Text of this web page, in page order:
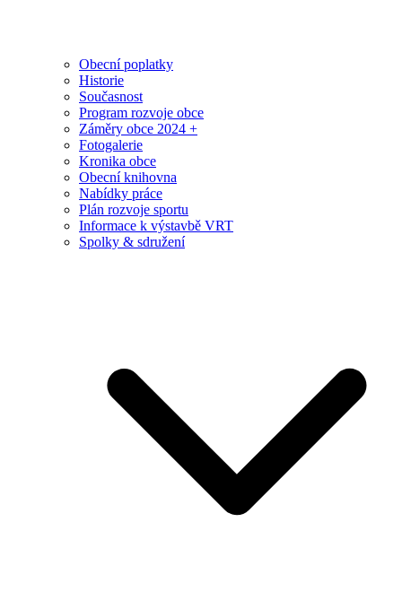
Obecní poplatky
Historie
Současnost
Program rozvoje obce
Záměry obce 2024 +
Fotogalerie
Kronika obce
Obecní knihovna
Nabídky práce
Plán rozvoje sportu
Informace k výstavbě VRT
Spolky & sdružení